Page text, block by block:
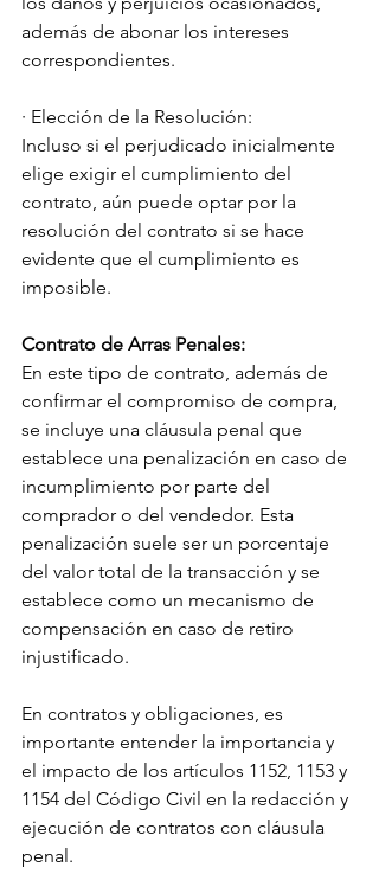
además de abonar los intereses
correspondientes.
· Elección de la Resolución:
Incluso si el perjudicado inicialmente
elige exigir el cumplimiento del
contrato, aún puede optar por la
resolución del contrato si se hace
evidente que el cumplimiento es
imposible.
Contrato de Arras Penales:
En este tipo de contrato, además de
confirmar el compromiso de compra,
se incluye una cláusula penal que
establece una penalización en caso de
incumplimiento por parte del
comprador o del vendedor. Esta
penalización suele ser un porcentaje
del valor total de la transacción y se
establece como un mecanismo de
compensación en caso de retiro
injustificado.
En contratos y obligaciones, es
importante entender la importancia y
el impacto de los artículos 1152, 1153 y
1154 del Código Civil en la redacción y
ejecución de contratos con cláusula
penal.